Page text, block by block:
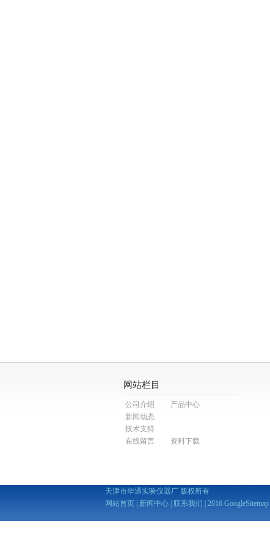
网站栏目
公司介绍
产品中心
新闻动态
技术支持
在线留言
资料下载
天津市华通实验仪器厂 版权所有
网站首页
新闻中心 联系我们 | 2016 GoogleSitemap